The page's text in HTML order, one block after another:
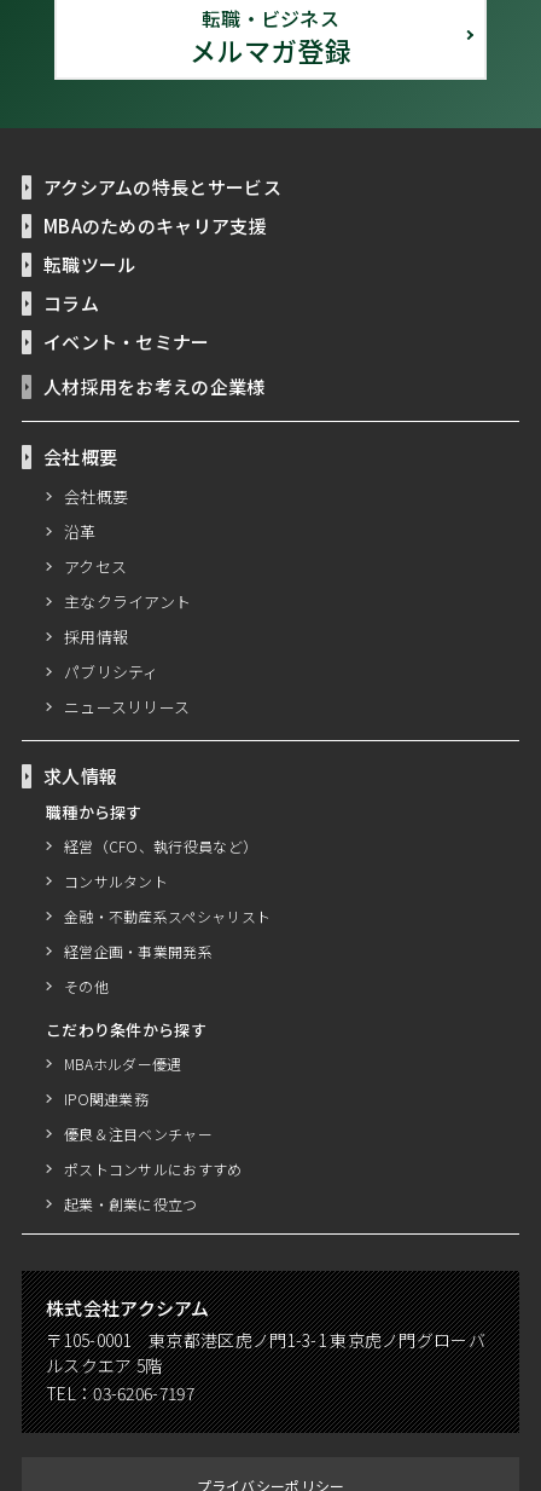
転職・ビジネス
メルマガ登録
アクシアムの特長とサービス
MBAのためのキャリア支援
転職ツール
コラム
イベント・セミナー
人材採用をお考えの企業様
会社概要
会社概要
沿革
アクセス
主なクライアント
採用情報
パブリシティ
ニュースリリース
求人情報
職種から探す
経営（CFO、執行役員など）
コンサルタント
金融・不動産系スペシャリスト
経営企画・事業開発系
その他
こだわり条件から探す
MBAホルダー優遇
IPO関連業務
優良＆注目ベンチャー
ポストコンサルにおすすめ
起業・創業に役立つ
株式会社アクシアム
〒105-0001 東京都港区虎ノ門1-3-1 東京虎ノ門グローバ
ルスクエア 5階
TEL：03-6206-7197
プライバシーポリシー